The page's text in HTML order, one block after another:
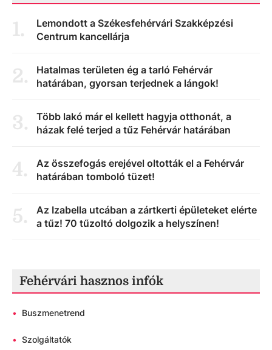
1.
Lemondott a Székesfehérvári Szakképzési
Centrum kancellárja
2.
Hatalmas területen ég a tarló Fehérvár
határában, gyorsan terjednek a lángok!
3.
Több lakó már el kellett hagyja otthonát, a
házak felé terjed a tűz Fehérvár határában
4.
Az összefogás erejével oltották el a Fehérvár
határában tomboló tüzet!
5.
Az Izabella utcában a zártkerti épületeket elérte
a tűz! 70 tűzoltó dolgozik a helyszínen!
Fehérvári hasznos infók
• Buszmenetrend
• Szolgáltatók